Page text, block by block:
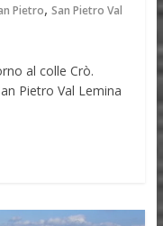
Pietro, San Pietro Val
al colle Crò.
Pietro Val Lemina